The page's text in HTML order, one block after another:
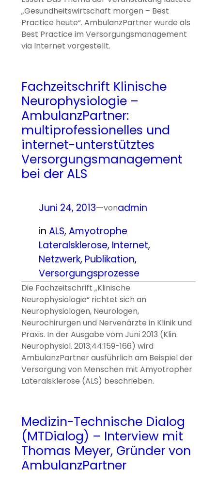
„Gesundheitswirtschaft morgen – Best
Practice heute“. AmbulanzPartner wurde als
Best Practice im Versorgungsmanagement
via Internet vorgestellt.
Fachzeitschrift Klinische
Neurophysiologie –
AmbulanzPartner:
multiprofessionelles und
internet-unterstütztes
Versorgungsmanagement
bei der ALS
Juni 24, 2013—vonadmin
in ALS, Amyotrophe
Lateralsklerose, Internet
Netzwerk, Publikation
Versorgungsprozesse
Die Fachzeitschrift „Klinische
Neurophysiologie“ richtet sich an
Neurophysiologen, Neurologen,
Neurochirurgen und Nervenärzte in Klinik und
Praxis. In der Ausgabe vom Juni 2013 (Klin.
Neurophysiol. 2013;44:159-166) wird
AmbulanzPartner ausführlich am Beispiel der
Versorgung von Menschen mit Amyotropher
Lateralsklerose (ALS) beschrieben.
Medizin-Technische Dialog
(MTDialog) – Interview mit
Thomas Meyer, Gründer von
AmbulanzPartner